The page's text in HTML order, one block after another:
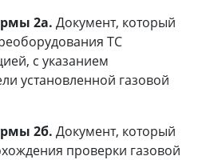
2а. Документ, который
ТС
с указанием
установленной газовой
2б. Документ, который
проверки газовой